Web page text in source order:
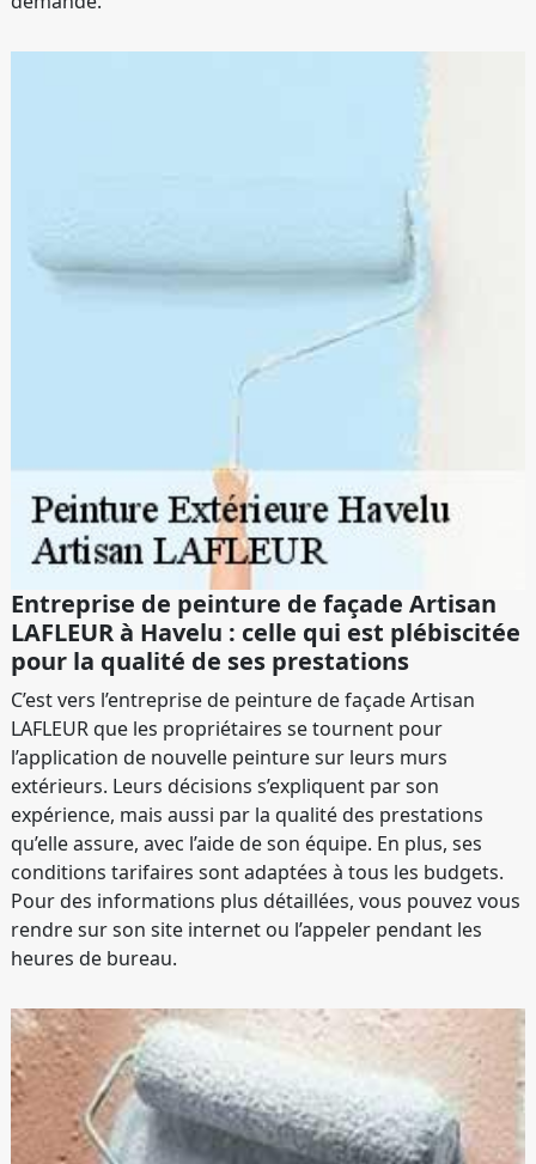
Entreprise de peinture de façade Artisan
LAFLEUR à Havelu : celle qui est plébiscitée
pour la qualité de ses prestations
C’est vers l’entreprise de peinture de façade Artisan
LAFLEUR que les propriétaires se tournent pour
l’application de nouvelle peinture sur leurs murs
extérieurs. Leurs décisions s’expliquent par son
expérience, mais aussi par la qualité des prestations
qu’elle assure, avec l’aide de son équipe. En plus, ses
conditions tarifaires sont adaptées à tous les budgets.
Pour des informations plus détaillées, vous pouvez vous
rendre sur son site internet ou l’appeler pendant les
heures de bureau.